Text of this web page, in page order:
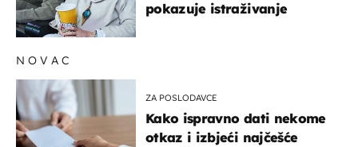
pokazuje istraživanje
NOVAC
ZA POSLODAVCE
Kako ispravno dati nekome
otkaz i izbjeći najčešće